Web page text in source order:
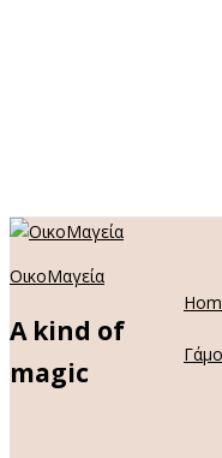
ΟικοΜαγεία
A kind of
magic